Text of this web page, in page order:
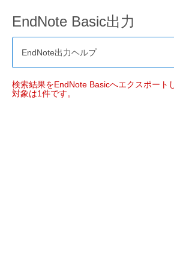
EndNote Basic出力
EndNote出力ヘルプ
検索結果をEndNote Basicへエクスポート
対象は1件です。